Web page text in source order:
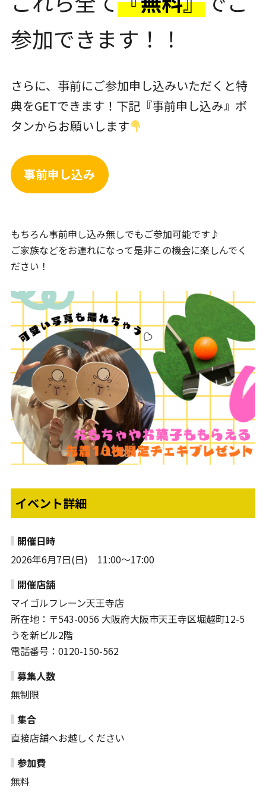
参加できます！！
さらに、事前にご参加申し込みいただくと特
典をGETできます！下記『事前申し込み』ボ
タンからお願いします
事前申し込み
もちろん事前申し込み無しでもご参加可能です♪
ご家族などをお連れになって是非この機会に楽しんでく
ださい！
イベント詳細
開催日時
2026年6月7日(日) 11:00～17:00
開催店舗
マイゴルフレーン天王寺店
所在地：〒543-0056 大阪府大阪市天王寺区堀越町12-5
うを新ビル2階
電話番号：0120-150-562
募集人数
無制限
集合
直接店舗へお越しください
参加費
無料